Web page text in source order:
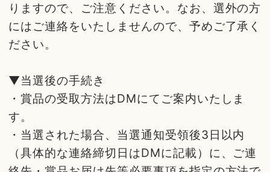
りますので、ご注意ください。なお、選外の方
にはご連絡をいたしませんので、予めご了承く
ださい。
▼当選後の手続き
・賞品の受取方法はDMにてご案内いたしま
す。
・当選された場合、当選通知受領後3日以内
（具体的な連絡締切日はDMに記載）に、ご連